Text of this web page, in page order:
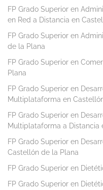
FP Grado Superior en
en Red a Distancia en
FP Grado Superior en
de la Plana
FP Grado Superior en
Plana
FP Grado Superior en
Multiplataforma en
FP Grado Superior en
Multiplataforma a Distancia
FP Grado Superior en
Castellón de la Plana
FP Grado Superior en
FP Grado Superior en